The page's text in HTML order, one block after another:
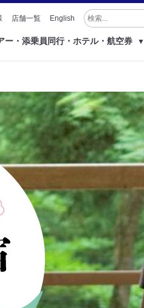
店舗一覧 English
ー・添乗員同行・ホテル・航空券 ▼